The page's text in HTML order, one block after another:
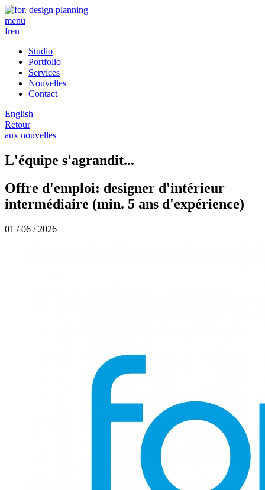
menu
fren
Studio
Portfolio
Services
Nouvelles
Contact
English
Retour
aux nouvelles
L'équipe s'agrandit...
Offre d'emploi: designer d'intérieur
intermédiaire (min. 5 ans d'expérience)
01 / 06 / 2026